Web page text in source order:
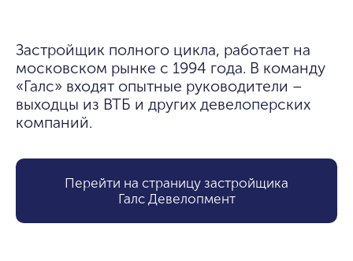
Застройщик полного цикла, работает на
московском рынке с 1994 года. В команду
«Галс» входят опытные руководители –
выходцы из ВТБ и других девелоперских
компаний.
Перейти на страницу застройщика
Галс Девелопмент